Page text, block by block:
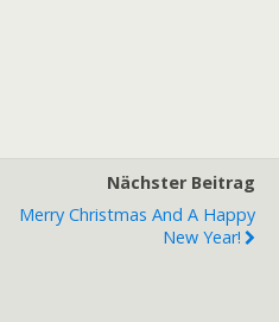
Nächster Beitrag
Merry Christmas And A Happy
New Year!